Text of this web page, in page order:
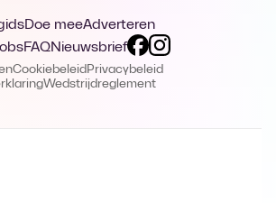
Doe meeAdverteren
FAQNieuwsbrief
Cookiebeleid Privacybeleid
Wedstrijdreglement